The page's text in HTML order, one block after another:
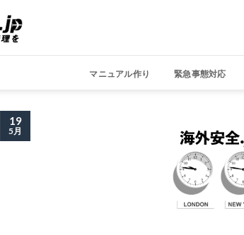
マニュアル作り 緊急事態対応
19
5月